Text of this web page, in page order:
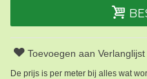
Toevoegen aan Verlanglijst
De prijs is per meter bij alles wat